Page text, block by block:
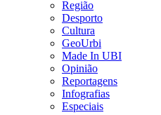
Região
Desporto
Cultura
GeoUrbi
Made In UBI
Opinião
Reportagens
Infografias
Especiais